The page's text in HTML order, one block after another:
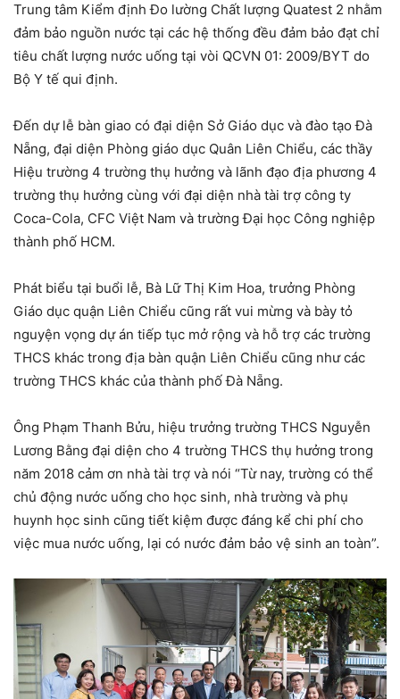
Trung tâm Kiểm định Đo lường Chất lượng Quatest 2 nhằm
đảm bảo nguồn nước tại các hệ thống đều đảm bảo đạt chỉ
tiêu chất lượng nước uống tại vòi QCVN 01: 2009/BYT do
Bộ Y tế qui định.
Đến dự lễ bàn giao có đại diện Sở Giáo dục và đào tạo Đà
Nẵng, đại diện Phòng giáo dục Quân Liên Chiểu, các thầy
Hiệu trường 4 trường thụ hưởng và lãnh đạo địa phương 4
trường thụ hưởng cùng với đại diện nhà tài trợ công ty
Coca-Cola, CFC Việt Nam và trường Đại học Công nghiệp
thành phố HCM.
Phát biểu tại buổi lễ, Bà Lữ Thị Kim Hoa, trưởng Phòng
Giáo dục quận Liên Chiểu cũng rất vui mừng và bày tỏ
nguyện vọng dự án tiếp tục mở rộng và hỗ trợ các trường
THCS khác trong địa bàn quận Liên Chiểu cũng như các
trường THCS khác của thành phố Đà Nẵng.
Ông Phạm Thanh Bửu, hiệu trưởng trường THCS Nguyễn
Lương Bằng đại diện cho 4 trường THCS thụ hưởng trong
năm 2018 cảm ơn nhà tài trợ và nói “Từ nay, trường có thể
chủ động nước uống cho học sinh, nhà trường và phụ
huynh học sinh cũng tiết kiệm được đáng kể chi phí cho
việc mua nước uống, lại có nước đảm bảo vệ sinh an toàn”.